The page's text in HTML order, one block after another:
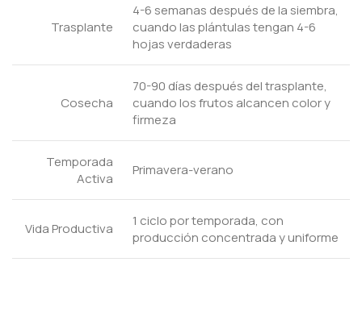
Trasplante
4-6 semanas después de la siembra,
cuando las plántulas tengan 4-6
hojas verdaderas
Cosecha
70-90 días después del trasplante,
cuando los frutos alcancen color y
firmeza
Temporada
Activa
Primavera-verano
Vida Productiva
1 ciclo por temporada, con
producción concentrada y uniforme